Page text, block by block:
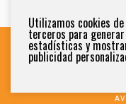
Utilizamos cookies de
terceros para generar
estadísticas y
publicidad